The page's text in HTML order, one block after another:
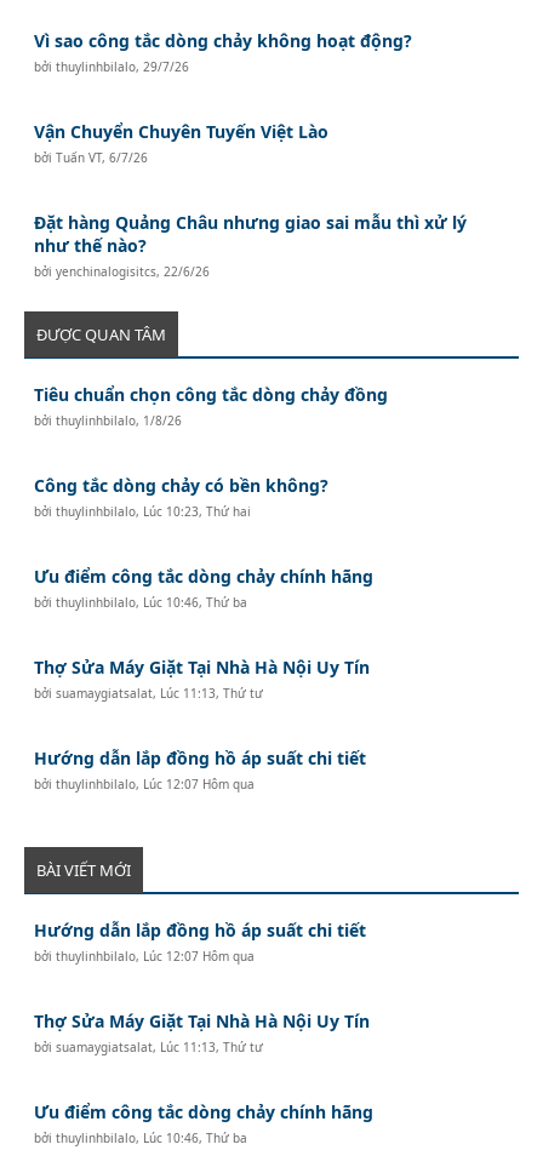
Vì sao công tắc dòng chảy không hoạt động?
bởithuylinhbilalo,29/7/26
Vận Chuyển Chuyên Tuyến Việt Lào
bởiTuấn VT,6/7/26
Đặt hàng Quảng Châu nhưng giao sai mẫu thì xử lý
như thế nào?
bởiyenchinalogisitcs,22/6/26
ĐƯỢC QUAN TÂM
Tiêu chuẩn chọn công tắc dòng chảy đồng
bởithuylinhbilalo, 1/8/26
Công tắc dòng chảy có bền không?
bởithuylinhbilalo, Lúc 10:23, Thứ hai
Ưu điểm công tắc dòng chảy chính hãng
bởithuylinhbilalo, Lúc 10:46, Thứ ba
Thợ Sửa Máy Giặt Tại Nhà Hà Nội Uy Tín
bởisuamaygiatsalat, Lúc 11:13, Thứ tư
Hướng dẫn lắp đồng hồ áp suất chi tiết
bởithuylinhbilalo, Lúc 12:07 Hôm qua
BÀI VIẾT MỚI
Hướng dẫn lắp đồng hồ áp suất chi tiết
bởithuylinhbilalo, Lúc 12:07 Hôm qua
Thợ Sửa Máy Giặt Tại Nhà Hà Nội Uy Tín
bởisuamaygiatsalat, Lúc 11:13, Thứ tư
Ưu điểm công tắc dòng chảy chính hãng
bởithuylinhbilalo, Lúc 10:46, Thứ ba